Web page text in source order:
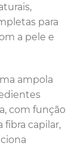
para
a pele e
ampola
com função
fibra capilar,